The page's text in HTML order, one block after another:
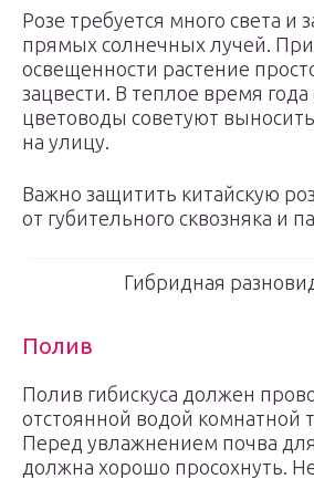
Розе требуется много света и
прямых солнечных лучей. При
освещенности растение
зацвести. В теплое время
цветоводы советуют
на улицу.
Важно защитить китайскую
от губительного сквозняка и
Гибридная
Полив
Полив гибискуса должен
отстоянной водой комнатной
Перед увлажнением почва
должна хорошо просохнуть.